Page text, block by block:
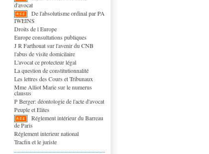
d'avocat
De l'absolutisme ordinal par PA
IWEINS
Droits de l Europe
Europe consultations publiques
J R Farthouat sur l'avenir du CNB
l'abus de visite domicilaire
L'avocat ce protecteur légal
La question de constitutionnalité
Les lettres des Cours et Tribunaux
Mme Alliot Marie sur le numerus
clausus
P Berger: déontologie de l'acte d'avocat
Peuple et Elites
Réglement intérieur du Barreau
de Paris
Réglement interieur national
Tracfin et le juriste